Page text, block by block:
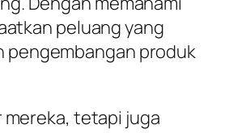
peluang yang
pengembangan produk
tetapi juga